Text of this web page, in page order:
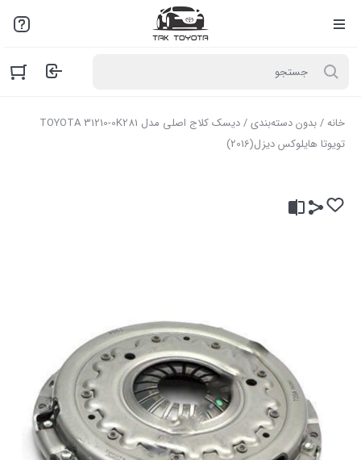
لطفاً به علت نوسانات بازار با مـا تمـاس بگیرید: 02136916845
خانه/بدون دسته‌بندی
/ دیسک کلاج اصلی مدل TOYOTA 31210-0K281
تویوتا هایلوکس دیزل(2016)